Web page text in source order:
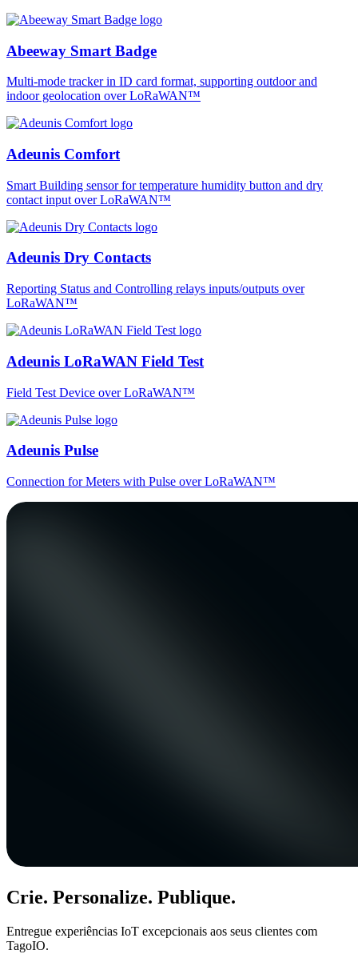
Abeeway Smart Badge
Multi-mode tracker in ID card format, supporting outdoor and
indoor geolocation over LoRaWAN™
Adeunis Comfort
Smart Building sensor for temperature humidity button and dry
contact input over LoRaWAN™
Adeunis Dry Contacts
Reporting Status and Controlling relays inputs/outputs over
LoRaWAN™
Adeunis LoRaWAN Field Test
Field Test Device over LoRaWAN™
Adeunis Pulse
Connection for Meters with Pulse over LoRaWAN™
Crie. Personalize. Publique.
Entregue experiências IoT excepcionais aos seus clientes com
TagoIO.